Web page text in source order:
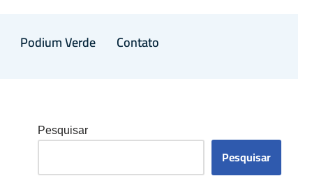
Podium Verde Contato
Pesquisar
Pesquisar